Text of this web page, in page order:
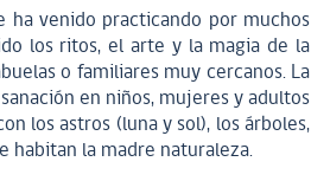
ha venido practicando por muchos
los ritos, el arte y la magia de la
o familiares muy cercanos. La
en niños, mujeres y adultos
los astros (luna y sol), los árboles,
habitan la madre naturaleza.